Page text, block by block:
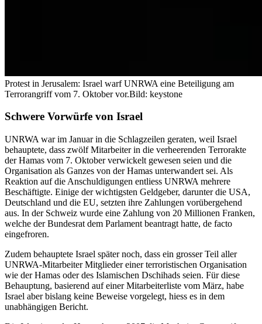
Protest in Jerusalem: Israel warf UNRWA eine Beteiligung am
Terrorangriff vom 7. Oktober vor.Bild: keystone
Schwere Vorwürfe von Israel
UNRWA war im Januar in die Schlagzeilen geraten, weil Israel
behauptete, dass zwölf Mitarbeiter in die verheerenden Terrorakte
der Hamas vom 7. Oktober verwickelt gewesen seien und die
Organisation als Ganzes von der Hamas unterwandert sei. Als
Reaktion auf die Anschuldigungen entliess UNRWA mehrere
Beschäftigte. Einige der wichtigsten Geldgeber, darunter die USA,
Deutschland und die EU, setzten ihre Zahlungen vorübergehend
aus. In der Schweiz wurde eine Zahlung von 20 Millionen Franken,
welche der Bundesrat dem Parlament beantragt hatte, de facto
eingefroren.
Zudem behauptete Israel später noch, dass ein grosser Teil aller
UNRWA-Mitarbeiter Mitglieder einer terroristischen Organisation
wie der Hamas oder des Islamischen Dschihads seien. Für diese
Behauptung, basierend auf einer Mitarbeiterliste vom März, habe
Israel aber bislang keine Beweise vorgelegt, hiess es in dem
unabhängigen Bericht.